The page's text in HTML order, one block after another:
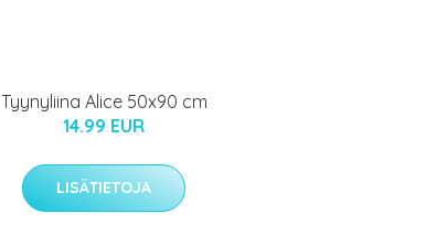
Tyynyliina Alice 50x90 cm
14.99 EUR
LISÄTIETOJA